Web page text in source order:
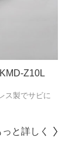
Z10L
ス製でサビに
っと詳しく